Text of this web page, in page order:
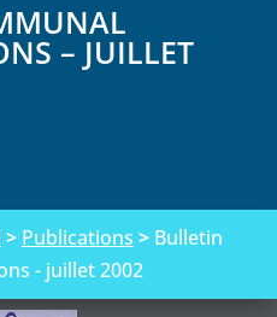
– JUILLET
> Publications > Bulletin
- juillet 2002